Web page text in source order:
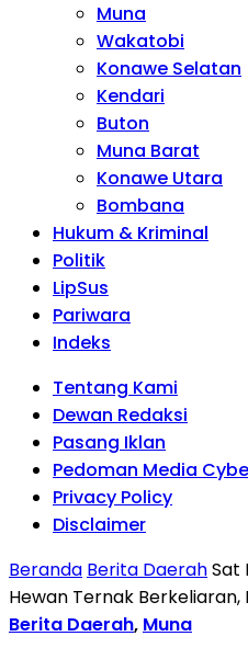
Muna
Wakatobi
Konawe Selatan
Kendari
Buton
Muna Barat
Konawe Utara
Bombana
Hukum & Kriminal
Politik
LipSus
Pariwara
Indeks
Tentang Kami
Dewan Redaksi
Pasang Iklan
Pedoman Media
Privacy Policy
Disclaimer
Beranda Berita DaerahSat
Hewan Ternak Berkeliaran,
Berita Daerah, Muna